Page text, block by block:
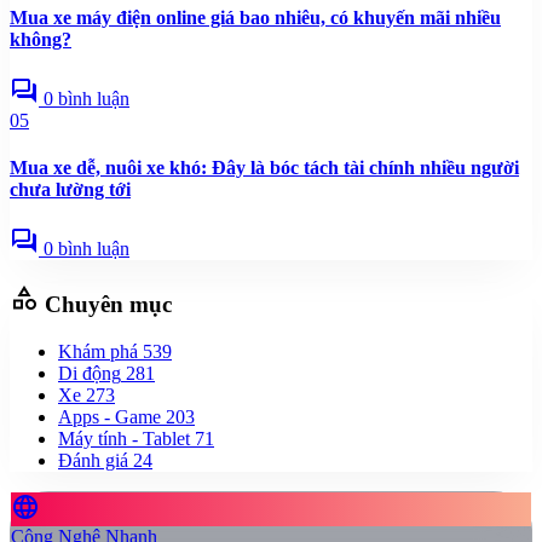
Mua xe máy điện online giá bao nhiêu, có khuyến mãi nhiều
không?
forum 0 bình luận
05
Mua xe dễ, nuôi xe khó: Đây là bóc tách tài chính nhiều người
chưa lường tới
forum 0 bình luận
category Chuyên mục
Khám phá 539
Di động 281
Xe 273
Apps - Game 203
Máy tính - Tablet 71
Đánh giá 24
language
Công Nghệ Nhanh